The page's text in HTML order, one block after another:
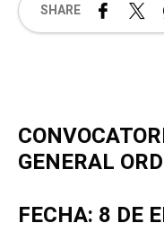
SHARE
GENERAL
FECHA: 8 DE